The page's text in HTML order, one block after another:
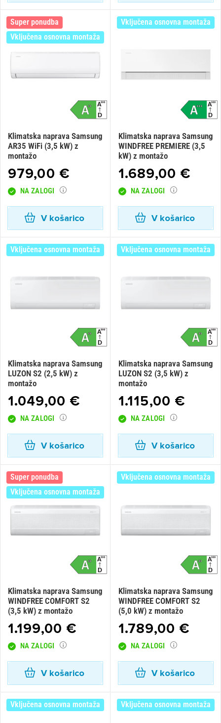
Super ponudba
Vključena osnovna montaža
Klimatska naprava Samsung
AR35 WiFi (3,5 kW) z
montažo
979,00 €
NA ZALOGI
V košarico
Vključena osnovna montaža
Klimatska naprava Samsung
WINDFREE PREMIERE (3,5
kW) z montažo
1.689,00 €
NA ZALOGI
V košarico
Vključena osnovna montaža
Klimatska naprava Samsung
LUZON S2 (2,5 kW) z
montažo
1.049,00 €
NA ZALOGI
V košarico
Vključena osnovna montaža
Klimatska naprava Samsung
LUZON S2 (3,5 kW) z
montažo
1.115,00 €
NA ZALOGI
V košarico
Super ponudba
Vključena osnovna montaža
Klimatska naprava Samsung
WINDFREE COMFORT S2
(3,5 kW) z montažo
1.199,00 €
NA ZALOGI
V košarico
Vključena osnovna montaža
Klimatska naprava Samsung
WINDFREE COMFORT S2
(5,0 kW) z montažo
1.789,00 €
NA ZALOGI
V košarico
Vključena osnovna montaža Vključena osnovna montaža